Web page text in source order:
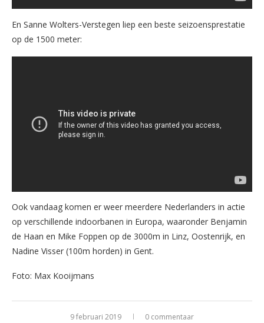
En Sanne Wolters-Verstegen liep een beste seizoensprestatie
op de 1500 meter:
Ook vandaag komen er weer meerdere Nederlanders in actie
op verschillende indoorbanen in Europa, waaronder Benjamin
de Haan en Mike Foppen op de 3000m in Linz, Oostenrijk, en
Nadine Visser (100m horden) in Gent.
Foto: Max Kooijmans
9 februari 2019 0 commentaar